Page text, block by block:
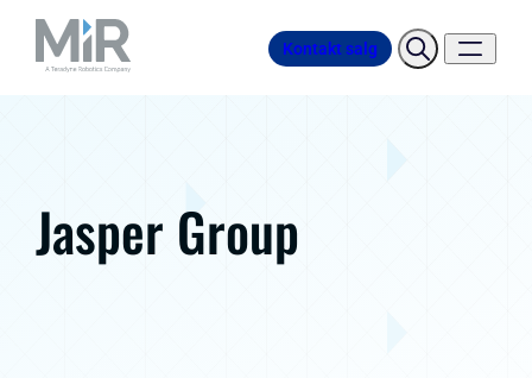
Kontakt salg
Jasper Group